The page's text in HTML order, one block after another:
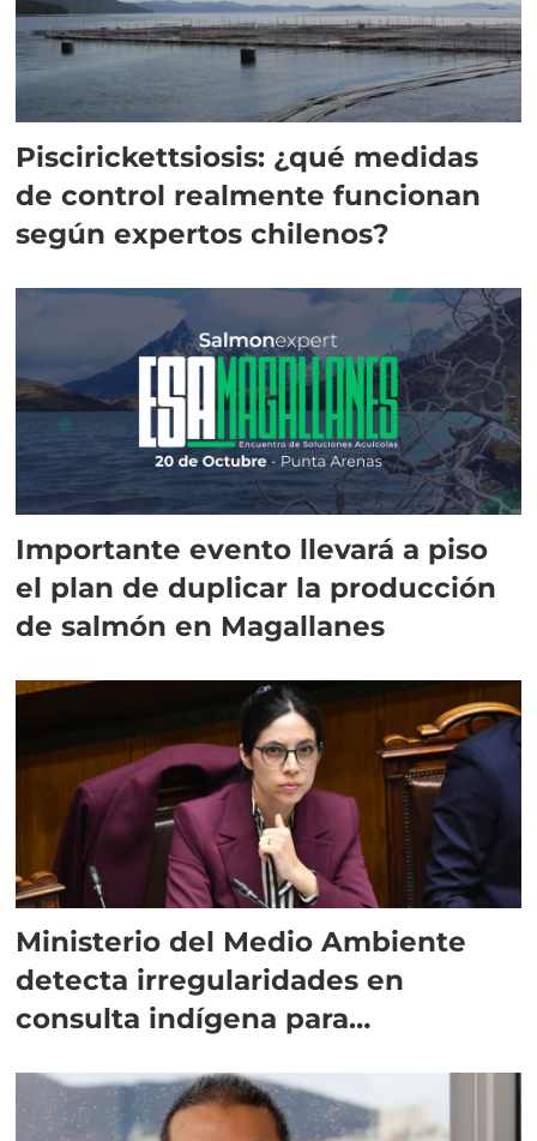
Piscirickettsiosis: ¿qué medidas
de control realmente funcionan
según expertos chilenos?
Importante evento llevará a piso
el plan de duplicar la producción
de salmón en Magallanes
Ministerio del Medio Ambiente
detecta irregularidades en
consulta indígena para